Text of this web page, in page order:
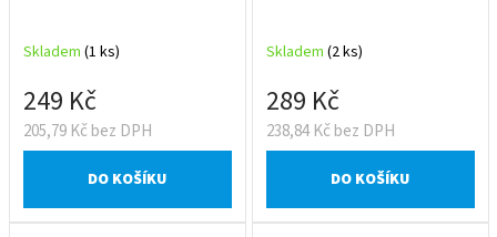
Skladem (1 ks)
205,79 Kč bez DPH
249 Kč
DO KOŠÍKU
Skladem (2 ks)
238,84 Kč bez DPH
289 Kč
DO KOŠÍKU